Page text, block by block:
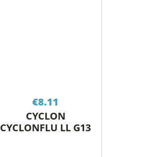
€8.11
CYCLON
CYCLONFLU LL G13